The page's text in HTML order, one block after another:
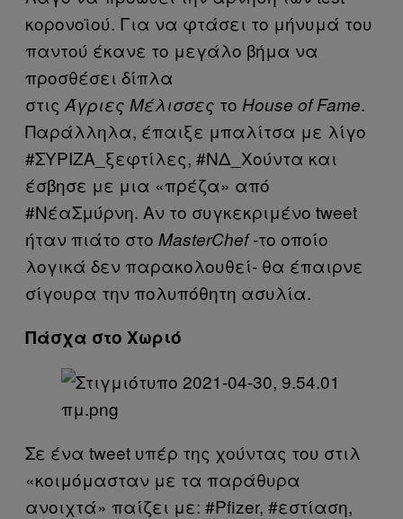
κορονοϊού. Για να φτάσει το μήνυμά του
παντού έκανε το μεγάλο βήμα να
προσθέσει δίπλα
στις Άγριες Μέλισσες το House of Fame.
Παράλληλα, έπαιξε μπαλίτσα με λίγο
#ΣΥΡΙΖΑ_ξεφτίλες, #ΝΔ_Χούντα και
έσβησε με μια «πρέζα» από
#ΝέαΣμύρνη. Αν το συγκεκριμένο tweet
ήταν πιάτο στο MasterChef-το οποίο
λογικά δεν παρακολουθεί- θα έπαιρνε
σίγουρα την πολυπόθητη ασυλία.
Πάσχα στο Χωριό
Σε ένα tweet υπέρ της χούντας του στιλ
«κοιμόμασταν με τα παράθυρα
ανοιχτά» παίζει με: #Pfizer, #εστίαση,